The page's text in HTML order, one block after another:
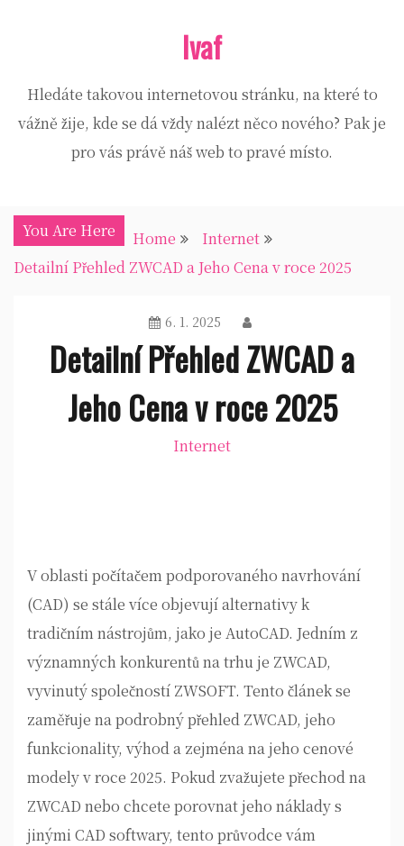
Ivaf
Hledáte takovou internetovou stránku, na které to
vážně žije, kde se dá vždy nalézt něco nového? Pak je
pro vás právě náš web to pravé místo.
You Are Here Home
Internet
Detailní Přehled ZWCAD a Jeho Cena v roce 2025
6. 1. 2025
Detailní Přehled ZWCAD a
Jeho Cena v roce 2025
Internet
V oblasti počítačem podporovaného navrhování
(CAD) se stále více objevují alternativy k
tradičním nástrojům, jako je AutoCAD. Jedním z
významných konkurentů na trhu je ZWCAD,
vyvinutý společností ZWSOFT. Tento článek se
zaměřuje na podrobný přehled ZWCAD, jeho
funkcionality, výhod a zejména na jeho cenové
modely v roce 2025. Pokud zvažujete přechod na
ZWCAD nebo chcete porovnat jeho náklady s
jinými CAD softwary, tento průvodce vám